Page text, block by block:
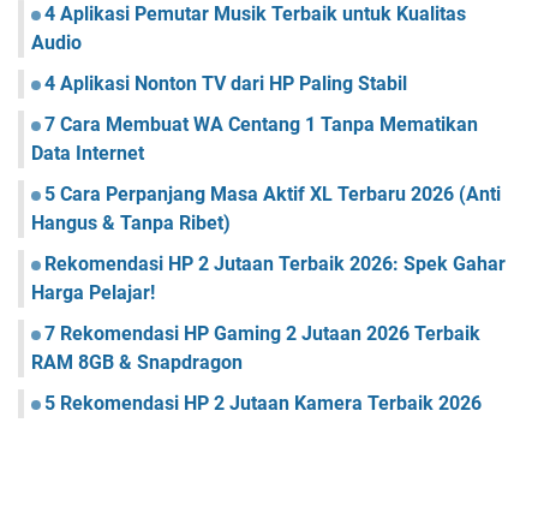
4 Aplikasi Pemutar Musik Terbaik untuk Kualitas
Audio
4 Aplikasi Nonton TV dari HP Paling Stabil
7 Cara Membuat WA Centang 1 Tanpa Mematikan
Data Internet
5 Cara Perpanjang Masa Aktif XL Terbaru 2026 (Anti
Hangus & Tanpa Ribet)
Rekomendasi HP 2 Jutaan Terbaik 2026: Spek Gahar
Harga Pelajar!
7 Rekomendasi HP Gaming 2 Jutaan 2026 Terbaik
RAM 8GB & Snapdragon
5 Rekomendasi HP 2 Jutaan Kamera Terbaik 2026